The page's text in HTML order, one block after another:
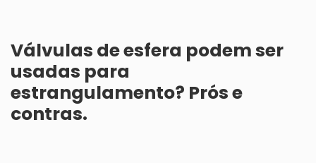
Válvulas de esfera podem ser
usadas para
estrangulamento? Prós e
contras.